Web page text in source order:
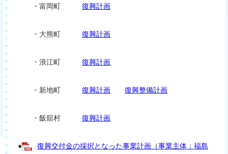
・富岡町 復興計画
・大熊町 復興計画
・浪江町 復興計画
・新地町 復興計画 復興整備計画
・飯舘村 復興計画
●
復興交付金の採択となった事業計画（事業主体：福島